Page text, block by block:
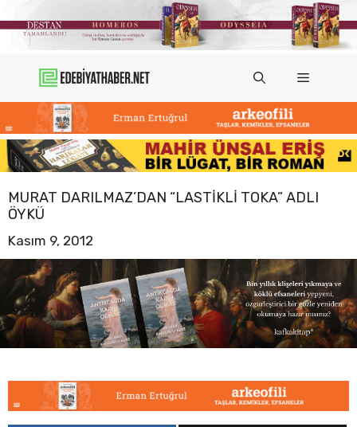
atla
Menü
MURAT DARILMAZ’DAN “LASTIKLI TOKA” ADLI
ÖYKÜ
Kasım 9, 2012